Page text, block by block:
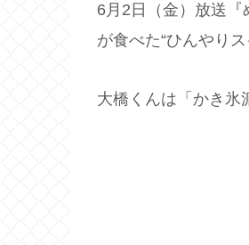
6月2日（金）放送
が食べた“ひんやり
大橋くんは「かき氷